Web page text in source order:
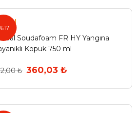
Soudafoam FR HY Yangına
Köpük 750 ml
₺ 360,03 ₺